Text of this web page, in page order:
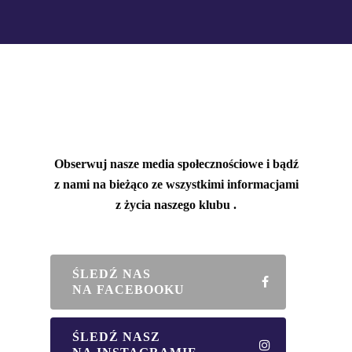
Obserwuj nasze media społecznościowe i bądź
z nami na bieżąco ze wszystkimi informacjami
z życia naszego klubu .
ŚLEDŹ NAS
NA FACEBOOKU
ŚLEDŹ NASZ